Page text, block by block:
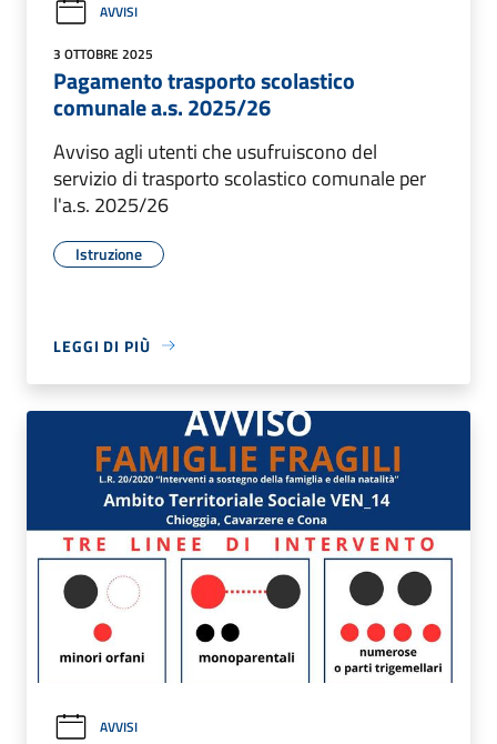
AVVISI
3 OTTOBRE 2025
Pagamento trasporto scolastico
comunale a.s. 2025/26
Avviso agli utenti che usufruiscono del
servizio di trasporto scolastico comunale per
l'a.s. 2025/26
Istruzione
LEGGI DI PIÙ
AVVISI